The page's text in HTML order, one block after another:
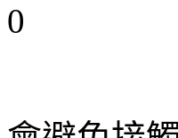
0